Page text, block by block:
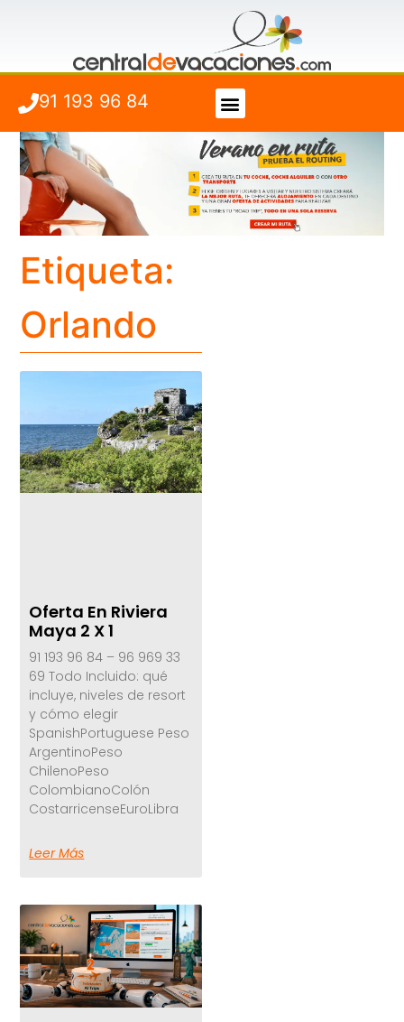
91 193 96 84
Etiqueta:
Orlando
Oferta En Riviera
Maya 2 X 1
91 193 96 84 – 96 969 33
69 Todo Incluido: qué
incluye, niveles de resort
y cómo elegir
SpanishPortuguese Peso
ArgentinoPeso
ChilenoPeso
ColombianoColón
CostarricenseEuroLibra
Leer Más